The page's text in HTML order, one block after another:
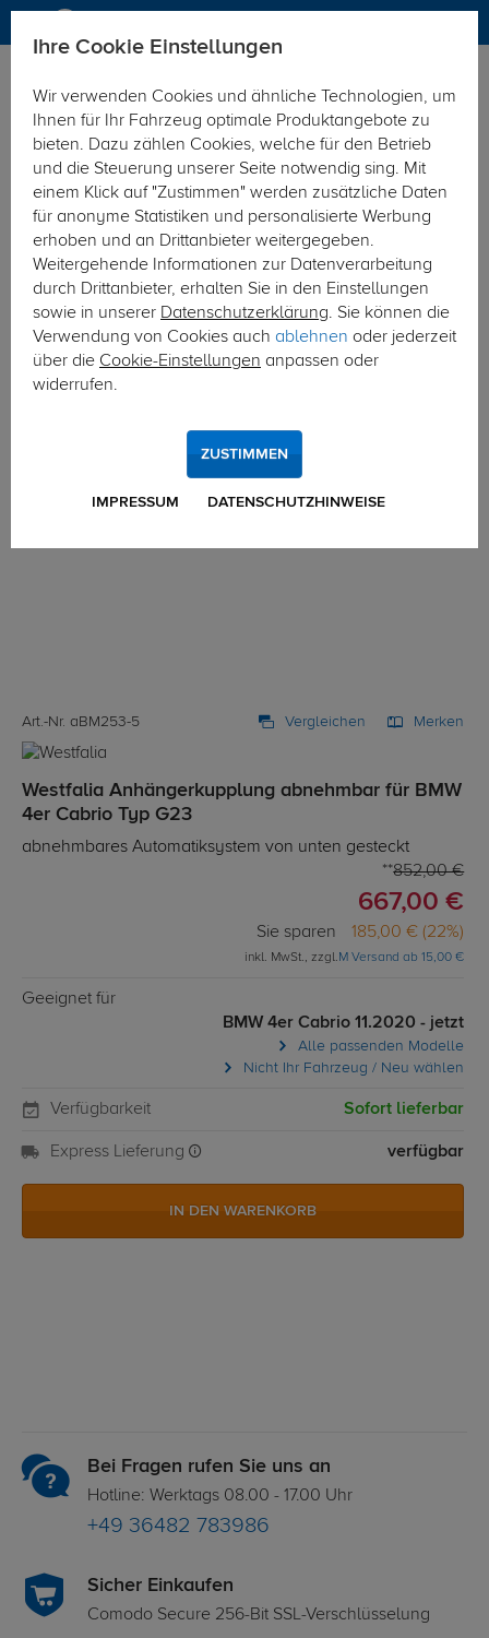
Hier geht's zur Fahrzeugübersicht: BMW 4er Cabrio
Art.-Nr. aBM253-5 Vergleichen Merken
Westfalia Anhängerkupplung abnehmbar für BMW
4er Cabrio Typ G23
abnehmbares Automatiksystem von unten gesteckt
852,00 €
667,00 €
Sie sparen 185,00 € (22%)
inkl. MwSt., zzgl.M Versand ab 15,00 €
Geeignet für
BMW 4er Cabrio 11.2020 - jetzt
Alle passenden Modelle
Nicht Ihr Fahrzeug / Neu wählen
Verfügbarkeit Sofort lieferbar
Express Lieferung verfügbar
IN DEN WARENKORB
Bei Fragen rufen Sie uns an
Hotline: Werktags 08.00 - 17.00 Uhr
+49 36482 783986
Sicher Einkaufen
Comodo Secure 256-Bit SSL-Verschlüsselung
Ihre Cookie Einstellungen
Wir verwenden Cookies und ähnliche Technologien, um
Ihnen für Ihr Fahrzeug optimale Produktangebote zu
bieten. Dazu zählen Cookies, welche für den Betrieb
und die Steuerung unserer Seite notwendig sing. Mit
einem Klick auf "Zustimmen" werden zusätzliche Daten
für anonyme Statistiken und personalisierte Werbung
erhoben und an Drittanbieter weitergegeben.
Weitergehende Informationen zur Datenverarbeitung
durch Drittanbieter, erhalten Sie in den Einstellungen
sowie in unserer Datenschutzerklärung. Sie können die
Verwendung von Cookies auch ablehnen oder jederzeit
über die Cookie-Einstellungen anpassen oder
widerrufen.
IMPRESSUM DATENSCHUTZHINWEISE
ZUSTIMMEN